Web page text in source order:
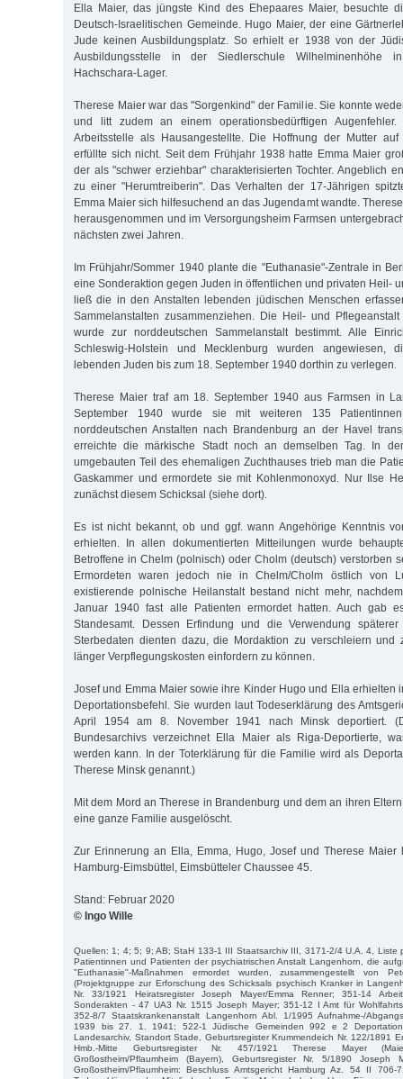
Ella Maier, das jüngste Kind des Ehepaares Maier, besuchte
Deutsch-Israelitischen Gemeinde. Hugo Maier, der eine
Jude keinen Ausbildungsplatz. So erhielt er 1938 von der
Ausbildungsstelle in der Siedlerschule Wilhelminenhöhe
Hachschara-Lager.
Therese Maier war das "Sorgenkind" der Familie. Sie konnte
und litt zudem an einem operationsbedürftigen
Arbeitsstelle als Hausangestellte. Die Hoffnung der Mutter
erfüllte sich nicht. Seit dem Frühjahr 1938 hatte Emma Maier
der als "schwer erziehbar" charakterisierten Tochter. Angeblich
zu einer "Herumtreiberin". Das Verhalten der 17-Jährigen
Emma Maier sich hilfesuchend an das Jugendamt wandte.
herausgenommen und im Versorgungsheim Farmsen
nächsten zwei Jahren.
Im Frühjahr/Sommer 1940 plante die "Euthanasie"-Zentrale in
eine Sonderaktion gegen Juden in öffentlichen und privaten Heil-
ließ die in den Anstalten lebenden jüdischen Menschen
Sammelanstalten zusammenziehen. Die Heil- und
wurde zur norddeutschen Sammelanstalt bestimmt. Alle
Schleswig-Holstein und Mecklenburg wurden angewiesen,
lebenden Juden bis zum 18. September 1940 dorthin zu verlegen.
Therese Maier traf am 18. September 1940 aus Farmsen in
September 1940 wurde sie mit weiteren 135
norddeutschen Anstalten nach Brandenburg an der Havel
erreichte die märkische Stadt noch an demselben Tag. In
umgebauten Teil des ehemaligen Zuchthauses trieb man die
Gaskammer und ermordete sie mit Kohlenmonoxyd. Nur Ilse
zunächst diesem Schicksal (siehe dort).
Es ist nicht bekannt, ob und ggf. wann Angehörige Kenntnis
erhielten. In allen dokumentierten Mitteilungen wurde
Betroffene in Chelm (polnisch) oder Cholm (deutsch) verstorben
Ermordeten waren jedoch nie in Chelm/Cholm östlich von
existierende polnische Heilanstalt bestand nicht mehr,
Januar 1940 fast alle Patienten ermordet hatten. Auch gab
Standesamt. Dessen Erfindung und die Verwendung
Sterbedaten dienten dazu, die Mordaktion zu verschleiern und
länger Verpflegungskosten einfordern zu können.
Josef und Emma Maier sowie ihre Kinder Hugo und Ella erhielten
Deportationsbefehl. Sie wurden laut Todeserklärung des
April 1954 am 8. November 1941 nach Minsk deportiert.
Bundesarchivs verzeichnet Ella Maier als Riga-Deportierte,
werden kann. In der Toterklärung für die Familie wird als
Therese Minsk genannt.)
Mit dem Mord an Therese in Brandenburg und dem an ihren
eine ganze Familie ausgelöscht.
Zur Erinnerung an Ella, Emma, Hugo, Josef und Therese Maier
Hamburg-Eimsbüttel, Eimsbütteler Chaussee 45.
Stand: Februar 2020
© Ingo Wille
Quellen: 1; 4; 5; 9; AB; StaH 133-1 III Staatsarchiv III, 3171-2/4 U.A. 4, Liste
Patientinnen und Patienten der psychiatrischen Anstalt Langenhorn, die
"Euthanasie"-Maßnahmen ermordet wurden, zusammengestellt von
(Projektgruppe zur Erforschung des Schicksals psychisch Kranker in
Nr. 33/1921 Heiratsregister Joseph Mayer/Emma Renner; 351-14
Sonderakten - 47 UA3 Nr. 1515 Joseph Mayer; 351-12 I Amt für
352-8/7 Staatskrankenanstalt Langenhorn Abl. 1/1995 Aufnahme-/
1939 bis 27. 1. 1941; 522-1 Jüdische Gemeinden 992 e 2
Landesarchiv, Standort Stade, Geburtsregister Krummendeich Nr. 122/1891
Hmb.-Mitte Geburtsregister Nr. 457/1921 Therese Mayer
Großostheim/Pflaumheim (Bayern), Geburtsregister Nr. 5/1890 Joseph
Großostheim/Pflaumheim: Beschluss Amtsgericht Hamburg Az. 54 II